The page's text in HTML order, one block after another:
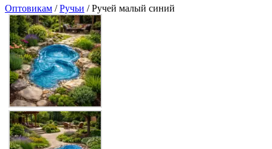
Оптовикам /Ручьи / Ручей малый синий